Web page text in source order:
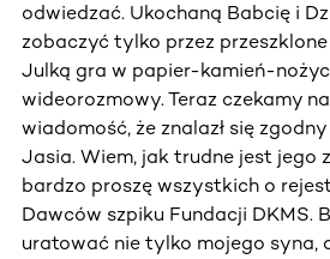
odwiedzać. Ukochaną Babcię i
zobaczyć tylko przez
Julką gra w papier-kamień-
wideorozmowy. Teraz czekamy
wiadomość, że znalazł się
Jasia. Wiem, jak trudne jest jego
bardzo proszę wszystkich o
Dawców szpiku Fundacji DKMS.
uratować nie tylko mojego syna,